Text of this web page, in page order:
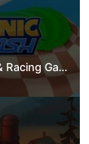
Sonic Dash - Endless Running & Racing Game